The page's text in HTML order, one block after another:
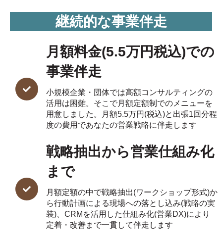
継続的な事業伴走
月額料金(5.5万円税込)での
事業伴走
小規模企業・団体では高額コンサルティングの
活用は困難。そこで月額定額制でのメニューを
用意しました。月額5.5万円(税込)と出張1回分程
度の費用であなたの営業戦略に伴走します
戦略抽出から営業仕組み化
まで
月額定額の中で戦略抽出(ワークショップ形式)か
ら行動計画による現場への落とし込み(戦略の実
装)、CRMを活用した仕組み化(営業DX)により
定着・改善まで一貫して伴走します